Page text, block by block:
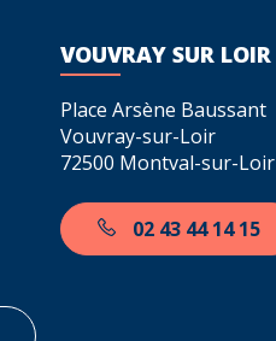
VOUVRAY SUR LOIR
Place Arsène Baussant
Vouvray-sur-Loir
72500 Montval-sur-Loir
02 43 44 14 15